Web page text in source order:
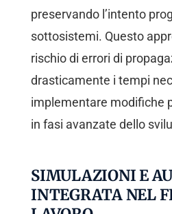
preservando l’intento
sottosistemi. Questo
rischio di errori di
drasticamente i tempi
implementare modifiche
in fasi avanzate dello
SIMULAZIONI E
INTEGRATA NEL